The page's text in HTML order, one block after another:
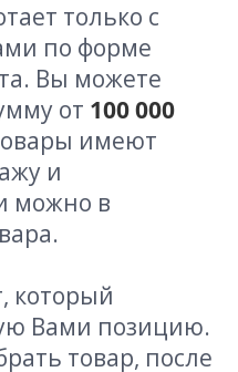
только с
по форме
Вы можете
от 100 000
имеют
и
можно в
который
Вами позицию.
товар, после